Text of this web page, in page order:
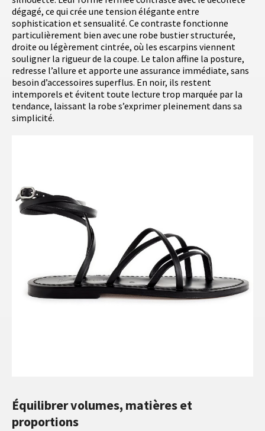
dégagé, ce qui crée une tension élégante entre
sophistication et sensualité. Ce contraste fonctionne
particulièrement bien avec une robe bustier structurée,
droite ou légèrement cintrée, où les escarpins viennent
souligner la rigueur de la coupe. Le talon affine la posture,
redresse l’allure et apporte une assurance immédiate, sans
besoin d’accessoires superflus. En noir, ils restent
intemporels et évitent toute lecture trop marquée par la
tendance, laissant la robe s’exprimer pleinement dans sa
simplicité.
Équilibrer volumes, matières et
proportions